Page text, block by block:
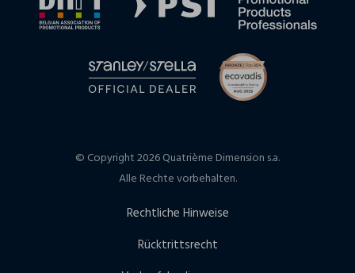
© Copyright 2026 Quatrième Dimension s.a.
Alle Rechte vorbehalten.
Rechtliche Hinweise
Rücktrittsrecht